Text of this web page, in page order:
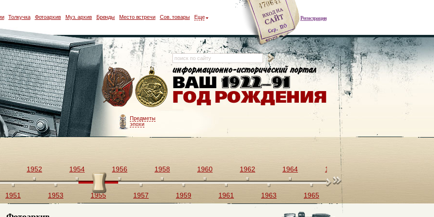
Регистрация
Толкучка Фотоархив Муз. архив Бренды Место встречи Сов. товары Еще
Предметы
эпохи
1951
1952
1953
1954
1955
1956
1957
1958
1959
1960
1961
1962
1963
1964
1965
1966